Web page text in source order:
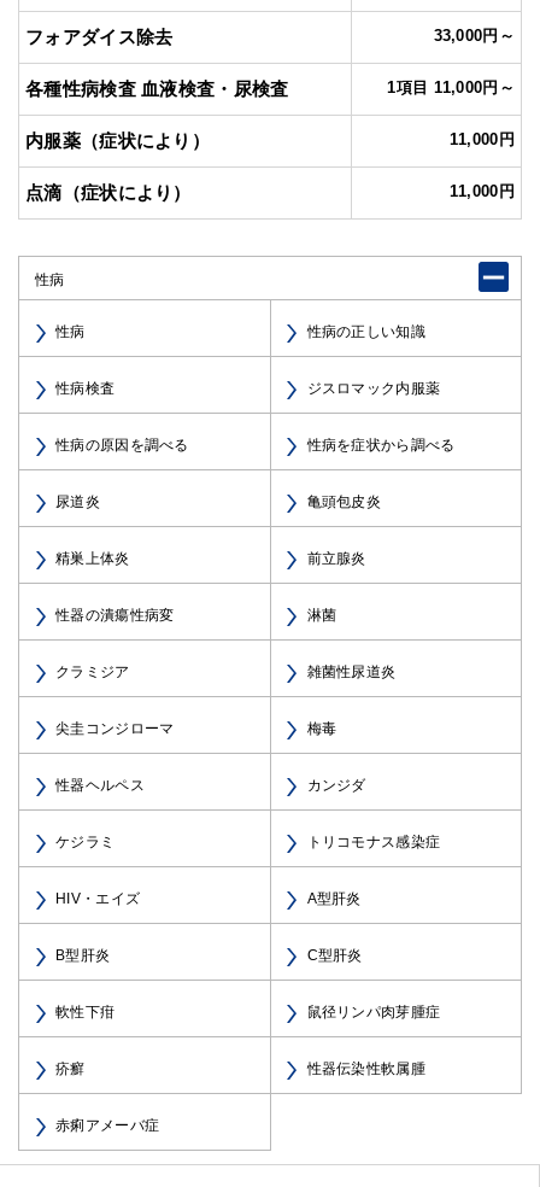
フォアダイス除去 33,000円～
各種性病検査 血液検査・尿検査 1項目 11,000円～
内服薬（症状により） 11,000円
点滴（症状により） 11,000円
性病
性病 性病の正しい知識
性病検査 ジスロマック内服薬
性病の原因を調べる 性病を症状から調べる
尿道炎 亀頭包皮炎
精巣上体炎 前立腺炎
性器の潰瘍性病変 淋菌
クラミジア 雑菌性尿道炎
尖圭コンジローマ 梅毒
性器ヘルペス カンジダ
ケジラミ トリコモナス感染症
HIV・エイズ A型肝炎
B型肝炎 C型肝炎
軟性下疳 鼠径リンパ肉芽腫症
疥癬 性器伝染性軟属腫
赤痢アメーバ症